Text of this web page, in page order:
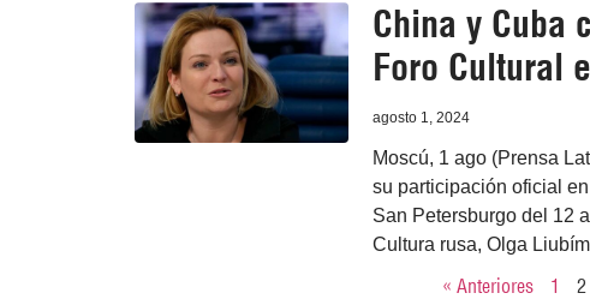
China y Cuba
Foro Cultural
agosto 1, 2024
Moscú, 1 ago (Prensa
su participación oficial
San Petersburgo del 12
Cultura rusa, Olga
« Anteriores 1 2